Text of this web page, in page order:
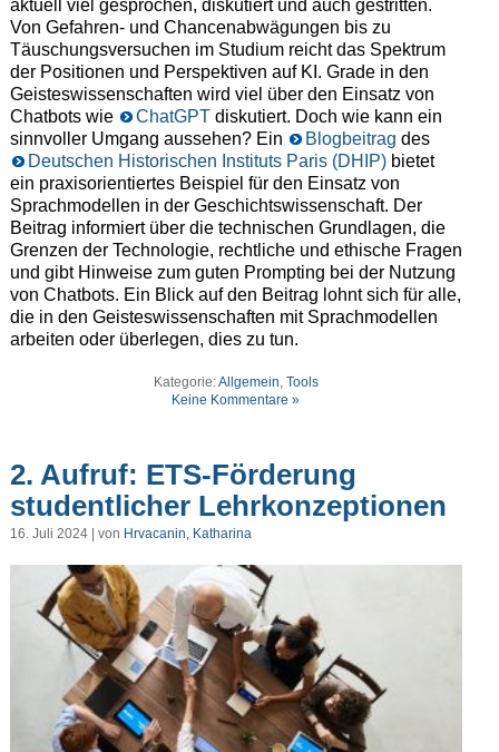
aktuell viel gesprochen, diskutiert und auch gestritten.
Von Gefahren- und Chancenabwägungen bis zu
Täuschungsversuchen im Studium reicht das Spektrum
der Positionen und Perspektiven auf KI. Grade in den
Geisteswissenschaften wird viel über den Einsatz von
Chatbots wie
ChatGPTdiskutiert. Doch wie kann ein
sinnvoller Umgang aussehen? Ein
Blogbeitrag des
Deutschen Historischen Instituts Paris (DHIP)bietet
ein praxisorientiertes Beispiel für den Einsatz von
Sprachmodellen in der Geschichtswissenschaft. Der
Beitrag informiert über die technischen Grundlagen, die
Grenzen der Technologie, rechtliche und ethische Fragen
und gibt Hinweise zum guten Prompting bei der Nutzung
von Chatbots. Ein Blick auf den Beitrag lohnt sich für alle,
die in den Geisteswissenschaften mit Sprachmodellen
arbeiten oder überlegen, dies zu tun.
Kategorie:Allgemein, Tools
Keine Kommentare »
2. Aufruf: ETS-Förderung
studentlicher Lehrkonzeptionen
16. Juli 2024 | von Hrvacanin, Katharina